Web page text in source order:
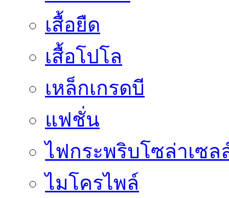
เสื้อยืด
เสื้อโปโล
เหล็กเกรดบี
แฟชั่น
ไฟกระพริบโซล่าเซล
ไมโครไพล์